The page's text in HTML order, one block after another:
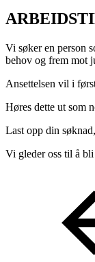
Vi søker en person
behov og frem mot
Ansettelsen vil i
Høres dette ut som
Last opp din
Vi gleder oss til å